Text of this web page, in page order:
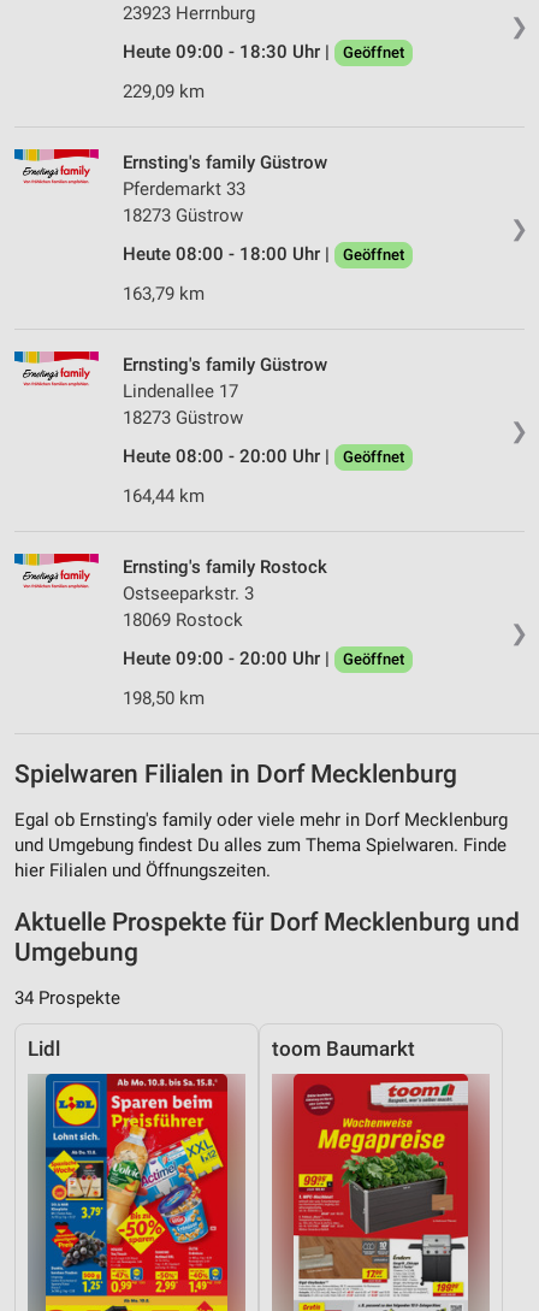
❯
23923 Herrnburg
Heute 09:00 - 18:30 Uhr |
Geöffnet
229,09 km
❯
Ernsting's family Güstrow
Pferdemarkt 33
18273 Güstrow
Heute 08:00 - 18:00 Uhr |
Geöffnet
163,79 km
❯
Ernsting's family Güstrow
Lindenallee 17
18273 Güstrow
Heute 08:00 - 20:00 Uhr |
Geöffnet
164,44 km
❯
Ernsting's family Rostock
Ostseeparkstr. 3
18069 Rostock
Heute 09:00 - 20:00 Uhr |
Geöffnet
198,50 km
Spielwaren Filialen in Dorf Mecklenburg
Egal ob Ernsting's family oder viele mehr in Dorf Mecklenburg
und Umgebung findest Du alles zum Thema Spielwaren. Finde
hier Filialen und Öffnungszeiten.
Aktuelle Prospekte für Dorf Mecklenburg und
Umgebung
34 Prospekte
Lidl toom Baumarkt